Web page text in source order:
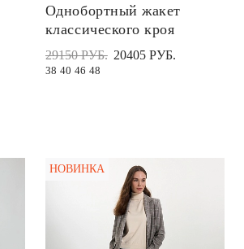
Однобортный жакет
классического кроя
29150 РУБ. 20405 РУБ.
38 40 46 48
НОВИНКА